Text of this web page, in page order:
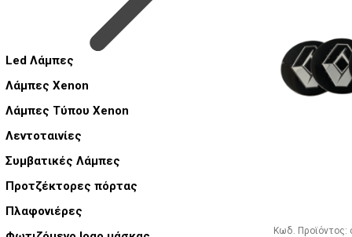
Led Λάμπες
Λάμπες Xenon
Λάμπες Τύπου Xenon
Λεντοταινίες
Συμβατικές Λάμπες
Προτζέκτορες πόρτας
Πλαφονιέρες
Κωδ. Προϊόντος: